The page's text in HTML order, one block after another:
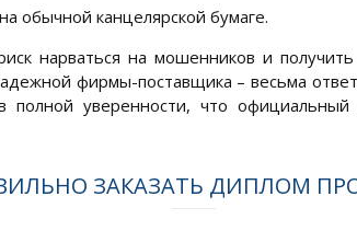
обычной канцелярской бумаге.
нарваться на мошенников и
фирмы-поставщика – весьма
уверенности, что официальный
ЗАКАЗАТЬ ДИПЛОМ